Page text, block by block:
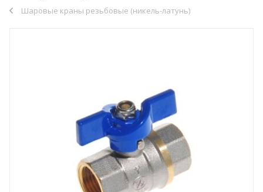
Шаровые краны резьбовые (никель-латунь)